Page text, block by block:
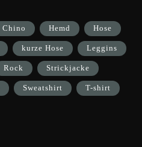
Chino Hemd Hose
kurze Hose Leggins
Rock Strickjacke
Sweatshirt T-shirt